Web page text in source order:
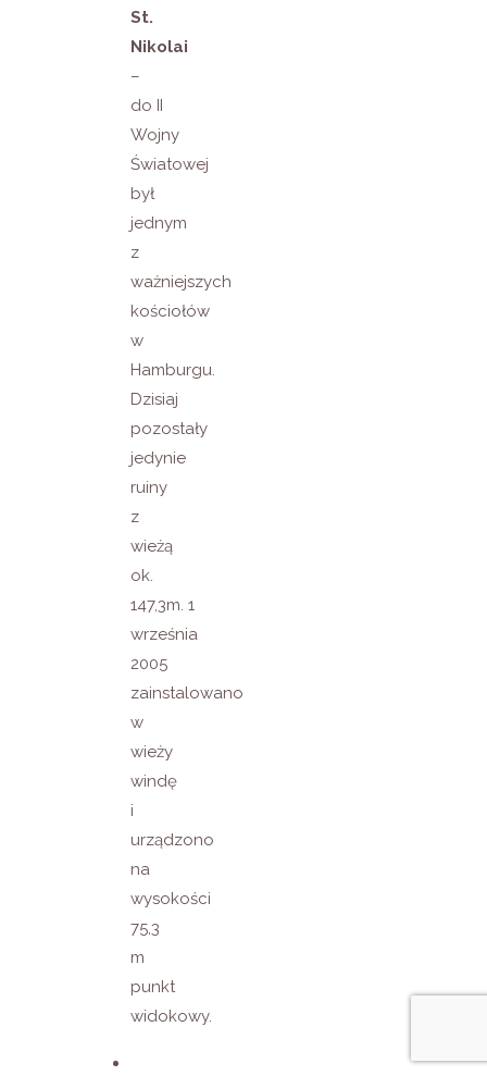
St.
Nikolai
–
do II
Wojny
Światowej
był
jednym
z
ważniejszych
kościołów
w
Hamburgu.
Dzisiaj
pozostały
jedynie
ruiny
z
wieżą
ok.
147,3m. 1
września
2005
zainstalowano
w
wieży
windę
i
urządzono
na
wysokości
75,3
m
punkt
widokowy.